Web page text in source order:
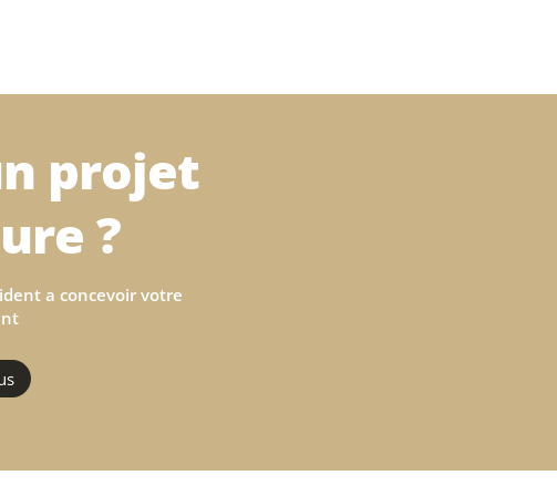
projet
?
a concevoir votre